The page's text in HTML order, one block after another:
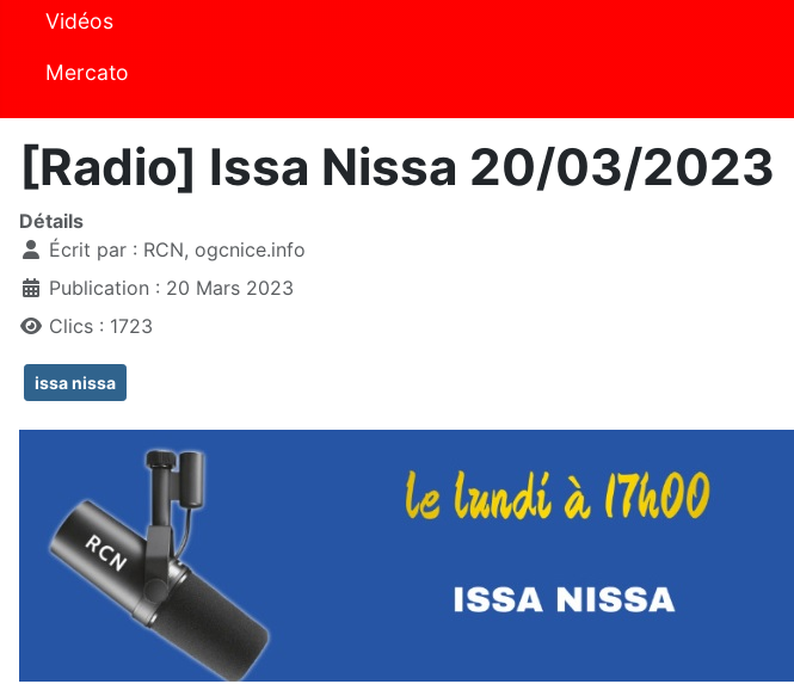
Vidéos
Mercato
[Radio] Issa Nissa 20/03/2023
Détails
Écrit par : RCN, ogcnice.info
Publication : 20 Mars 2023
Clics : 1723
issa nissa